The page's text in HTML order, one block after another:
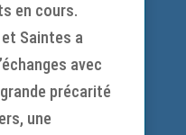
en cours.
et Saintes a
avec
précarité
une